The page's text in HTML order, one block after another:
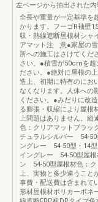
左ページから抽出された内
全長や重量が一定基準を
かります。フーゴR袖壁
収・熱線遮断屋根材シ
アマット注 意●家屋の雪
所への施工はさけてくだ
さい。●積雪が50cmを超
ださい。●絶対に屋根の
造上、初期に特有のにお
なくなります。人体への
ください。●みだりに改
る膨張・収縮により屋根
上問題はありません。
色：クリアマットブラッ
チュラルシルバー 54-50
ングレー 54-50型・14型
イングレー 54-50型屋根
ン 54-50型屋根材色：ク
上、実物と多少違うこと
事費・配送費は含まれて
形材屋根材ポリカーボネ